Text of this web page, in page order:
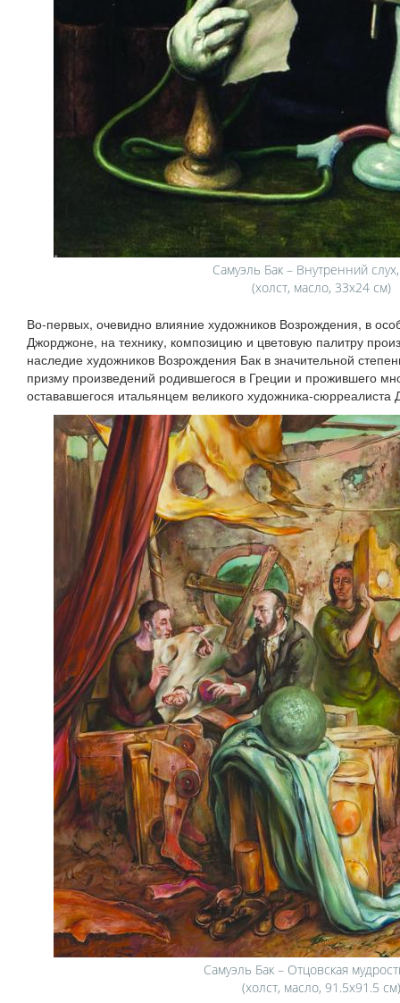
Самуэль Бак – Внутренний
(холст, масло, 33х24 см)
Во-первых, очевидно влияние художников Возрождения, в
Джорджоне, на технику, композицию и цветовую палитру
наследие художников Возрождения Бак в значительной
призму произведений родившегося в Греции и прожившего
остававшегося итальянцем великого художника-
Самуэль Бак – Отцовская
(холст, масло, 91.5х91.5 см)